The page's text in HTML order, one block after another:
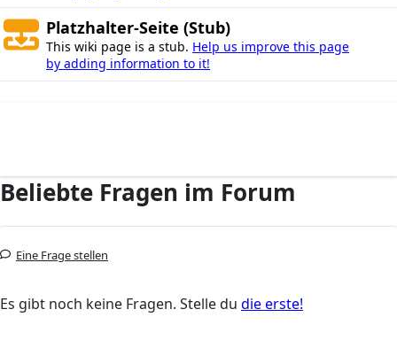
Platzhalter-Seite (Stub)
This wiki page is a stub. Help us improve this page
by adding information to it!
Beliebte Fragen im Forum
Eine Frage stellen
Es gibt noch keine Fragen. Stelle du die erste!